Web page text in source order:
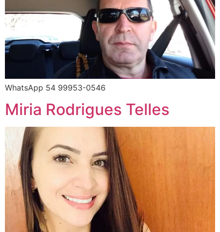
WhatsApp 54 99953-0546
Miria Rodrigues Telles